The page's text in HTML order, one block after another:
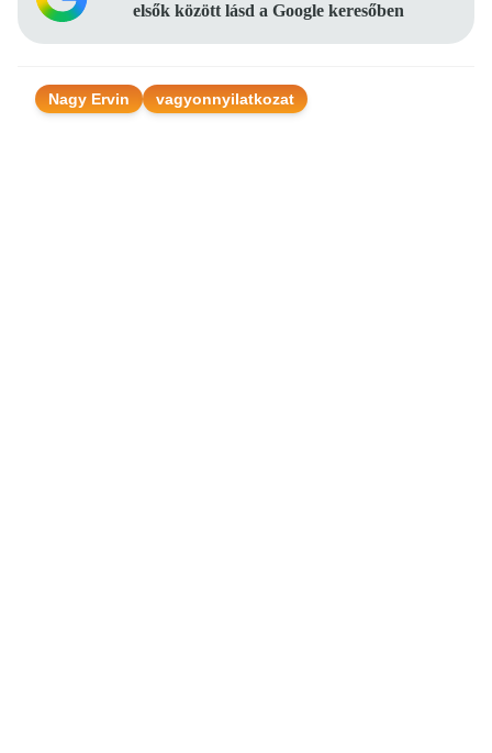
elsők között lásd a Google keresőben
Nagy Ervin vagyonnyilatkozat